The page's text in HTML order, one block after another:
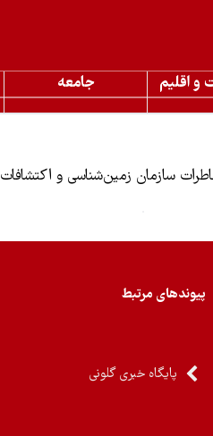
اقلیم جامعه
سازمان زمین‌شناسی و
پیوندهای مرتبط
پایگاه خبری گلونی